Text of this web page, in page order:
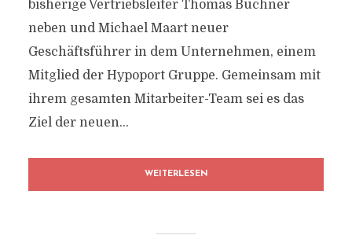
bisherige Vertriebsleiter Thomas Büchner
neben und Michael Maart neuer
Geschäftsführer in dem Unternehmen, einem
Mitglied der Hypoport Gruppe. Gemeinsam mit
ihrem gesamten Mitarbeiter-Team sei es das
Ziel der neuen...
WEITERLESEN